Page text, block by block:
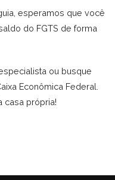
esperamos que você
do FGTS de forma
ou busque
Econômica Federal.
casa própria!